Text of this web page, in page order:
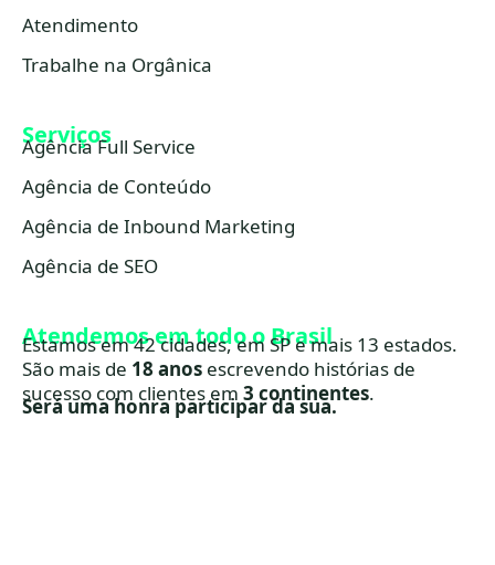
Atendimento
Trabalhe na Orgânica
Serviços
Agência Full Service
Agência de Conteúdo
Agência de Inbound Marketing
Agência de SEO
Atendemos em todo o Brasil
Estamos em 42 cidades, em SP e mais 13 estados.
São mais de 18 anos escrevendo histórias de
sucesso com clientes em 3 continentes.
Será uma honra participar da sua.